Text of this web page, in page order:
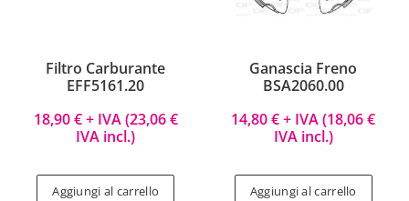
Filtro Carburante
EFF5161.20
18,90€+ IVA (23,06€
IVA incl.)
Aggiungi al carrello
Ganascia Freno
BSA2060.00
14,80€+ IVA (18,06€
IVA incl.)
Aggiungi al carrello